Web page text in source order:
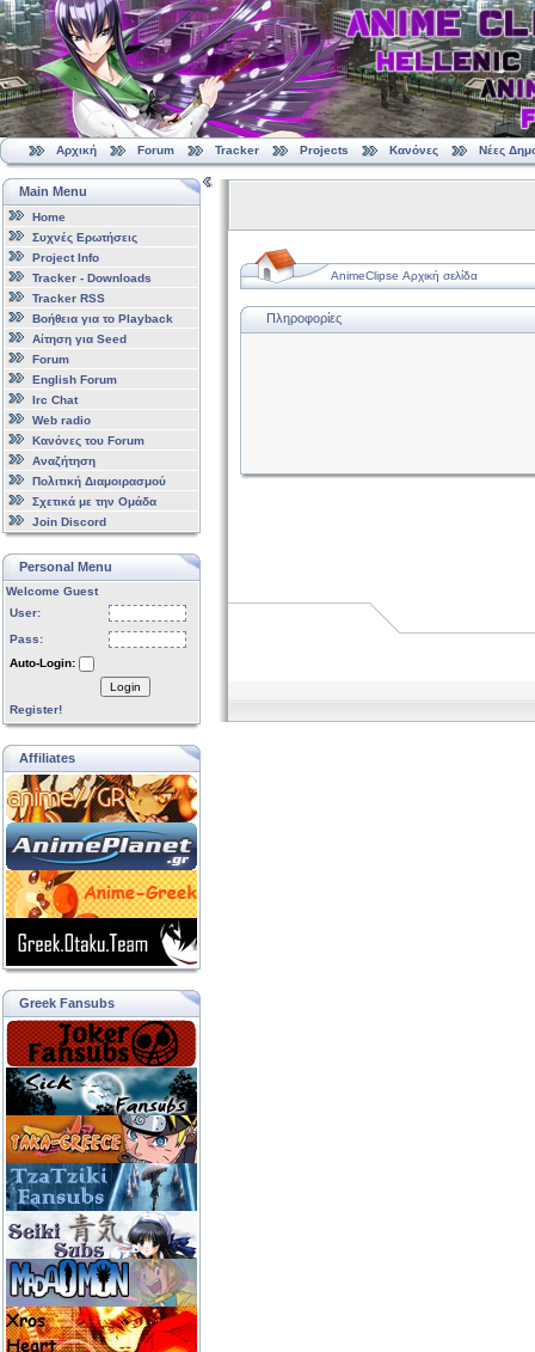
Αρχική Forum Tracker Projects Κανόνες Νέες
Main Menu
Home
Συχνές Ερωτήσεις
Project Info
Tracker - Downloads
Tracker RSS
Βοήθεια για το Playback
Αίτηση για Seed
Forum
English Forum
Irc Chat
Web radio
Κανόνες του Forum
Αναζήτηση
Πολιτική Διαμοιρασμού
Σχετικά με την Ομάδα
Join Discord
Personal Menu
Welcome Guest
User:
Pass:
Auto-Login:
Login
Register!
Affiliates
Greek Fansubs
AnimeClipse Αρχική σελίδα
Πληροφορίες